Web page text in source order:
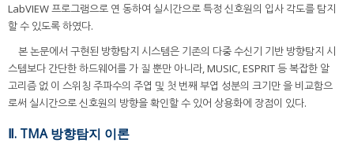
LabVIEW 프로그램으로 연 동하여 실시간으로 특정 신호원의 입사 각도를 탐지
할 수 있도록 하였다.
본 논문에서 구현된 방향탐지 시스템은 기존의 다중 수신기 기반 방향탐지 시
스템보다 간단한 하드웨어를 가 질 뿐만 아니라, MUSIC, ESPRIT 등 복잡한 알
고리즘 없 이 스위칭 주파수의 주엽 및 첫 번째 부엽 성분의 크기만 을 비교함으
로써 실시간으로 신호원의 방향을 확인할 수 있어 상용화에 장점이 있다.
Ⅱ. TMA 방향탐지 이론